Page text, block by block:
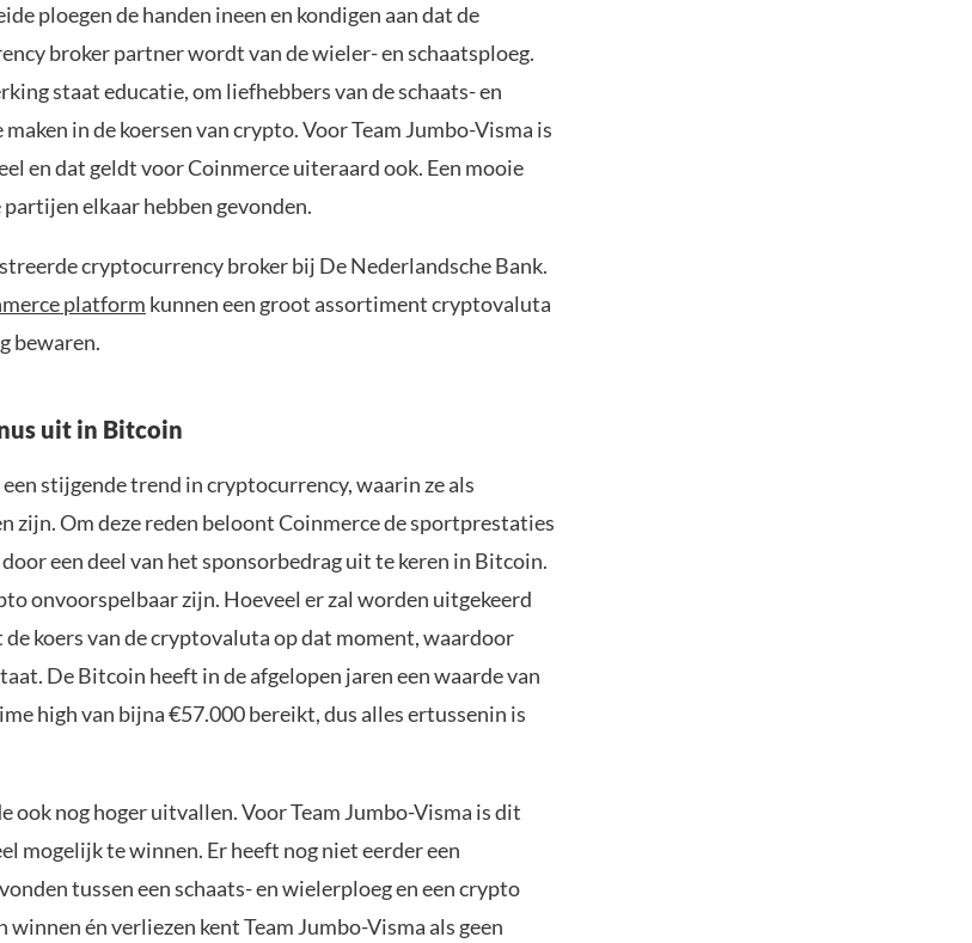
ploegen de handen ineen en kondigen aan dat de
broker partner wordt van de wieler- en schaatsploeg.
staat educatie, om liefhebbers van de schaats- en
in de koersen van crypto. Voor Team Jumbo-Visma is
en dat geldt voor Coinmerce uiteraard ook. Een mooie
elkaar hebben gevonden.
cryptocurrency broker bij De Nederlandsche Bank.
platform kunnen een groot assortiment cryptovaluta
bewaren.
uit in Bitcoin
stijgende trend in cryptocurrency, waarin ze als
zijn. Om deze reden beloont Coinmerce de sportprestaties
een deel van het sponsorbedrag uit te keren in Bitcoin.
onvoorspelbaar zijn. Hoeveel er zal worden uitgekeerd
de koers van de cryptovaluta op dat moment, waardoor
De Bitcoin heeft in de afgelopen jaren een waarde van
high van bijna €57.000 bereikt, dus alles ertussenin is
ook nog hoger uitvallen. Voor Team Jumbo-Visma is dit
mogelijk te winnen. Er heeft nog niet eerder een
tussen een schaats- en wielerploeg en een crypto
én verliezen kent Team Jumbo-Visma als geen